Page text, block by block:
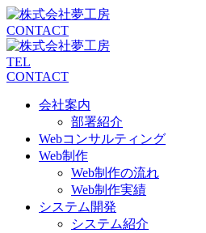
CONTACT
TEL
CONTACT
会社案内
部署紹介
Webコンサルティング
Web制作
Web制作の流れ
Web制作実績
システム開発
システム紹介